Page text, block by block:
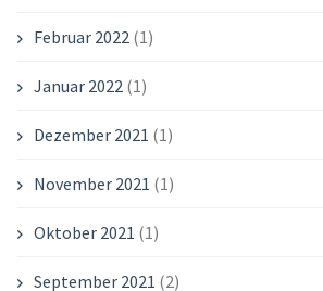
Februar 2022 (1)
Januar 2022 (1)
Dezember 2021 (1)
November 2021 (1)
Oktober 2021 (1)
September 2021 (2)